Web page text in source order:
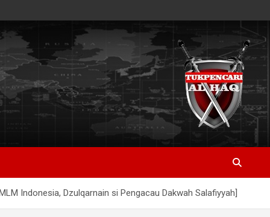
Indonesia, Dzulqarnain si Pengacau Dakwah Salafiyyah]